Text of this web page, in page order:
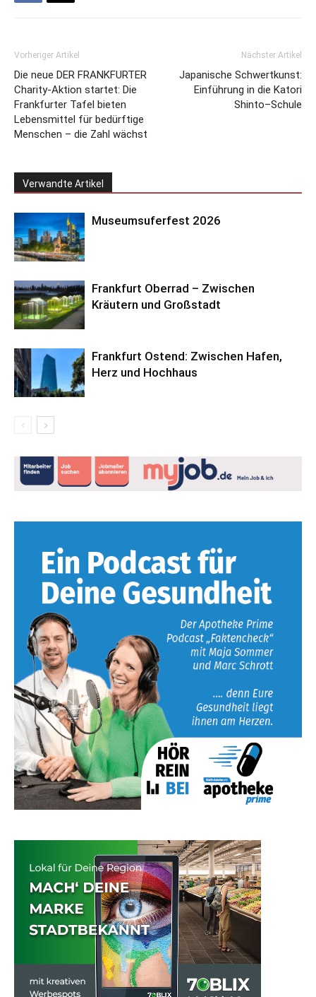
Vorheriger Artikel
Die neue DER FRANKFURTER
Charity-Aktion startet: Die
Frankfurter Tafel bieten
Lebensmittel für bedürftige
Menschen – die Zahl wächst
Nächster Artikel
Japanische Schwertkunst:
Einführung in die Katori
Shinto–Schule
Verwandte Artikel
Museumsuferfest 2026
Frankfurt Oberrad – Zwischen
Kräutern und Großstadt
Frankfurt Ostend: Zwischen Hafen,
Herz und Hochhaus